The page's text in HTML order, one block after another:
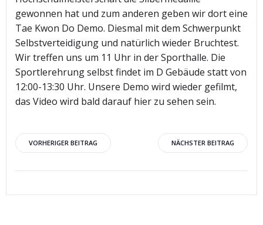
gewonnen hat und zum anderen geben wir dort eine
Tae Kwon Do Demo. Diesmal mit dem Schwerpunkt
Selbstverteidigung und natürlich wieder Bruchtest.
Wir treffen uns um 11 Uhr in der Sporthalle. Die
Sportlerehrung selbst findet im D Gebäude statt von
12:00-13:30 Uhr. Unsere Demo wird wieder gefilmt,
das Video wird bald darauf hier zu sehen sein.
Beitragsnavigation
VORHERIGER BEITRAG NÄCHSTER BEITRAG